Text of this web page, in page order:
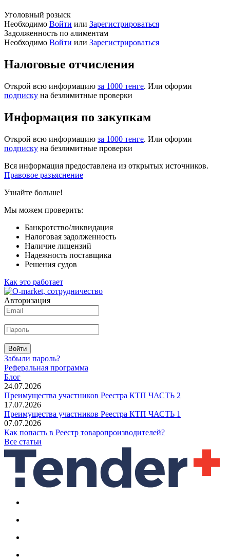
Уголовный розыск
Необходимо Войти или Зарегистрироваться
Задолженность по алиментам
Необходимо Войти или Зарегистрироваться
Налоговые отчисления
Открой всю информацию за 1000 тенге. Или оформи
подписку на безлимитные проверки
Информация по закупкам
Открой всю информацию за 1000 тенге. Или оформи
подписку на безлимитные проверки
Вся информация предоставлена из открытых источников.
Правовое разъяснение
Узнайте больше!
Мы можем проверить:
Банкротство/ликвидация
Налоговая задолженность
Наличие лицензий
Надежность поставщика
Решения судов
Как это работает
Авторизация
Войти
Забыли пароль?
Реферальная программа
Блог
24.07.2026
Преимущества участников Реестра КТП ЧАСТЬ 2
17.07.2026
Преимущества участников Реестра КТП ЧАСТЬ 1
07.07.2026
Как попасть в Реестр товаропроизводителей?
Все статьи